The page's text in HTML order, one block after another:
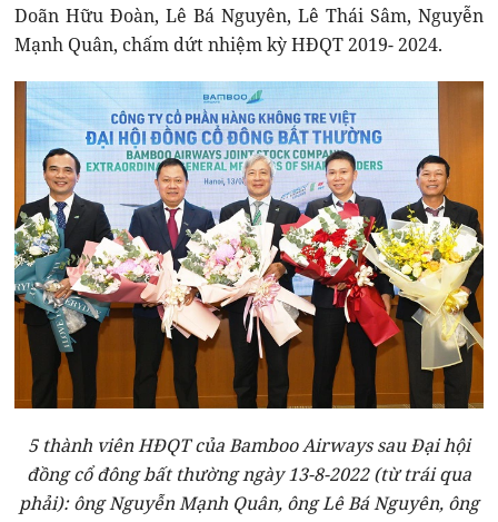
Doãn Hữu Đoàn, Lê Bá Nguyên, Lê Thái Sâm, Nguyễn
Mạnh Quân, chấm dứt nhiệm kỳ HĐQT 2019- 2024.
5 thành viên HĐQT của Bamboo Airways sau Đại hội
đồng cổ đông bất thường ngày 13-8-2022 (từ trái qua
phải): ông Nguyễn Mạnh Quân, ông Lê Bá Nguyên, ông